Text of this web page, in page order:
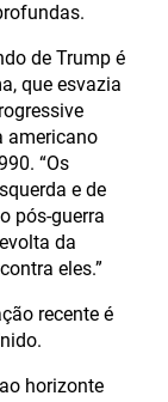
de Trump é
que esvazia
americano
“Os
e de
pós-guerra
da
eles.”
recente é
horizonte